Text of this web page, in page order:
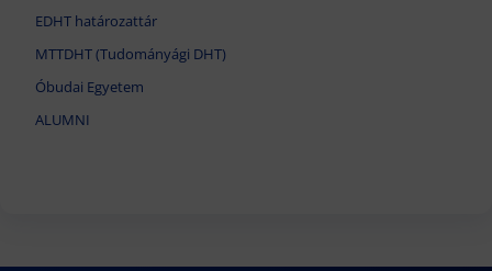
EDHT határozattár
MTTDHT (Tudományági DHT)
Óbudai Egyetem
ALUMNI